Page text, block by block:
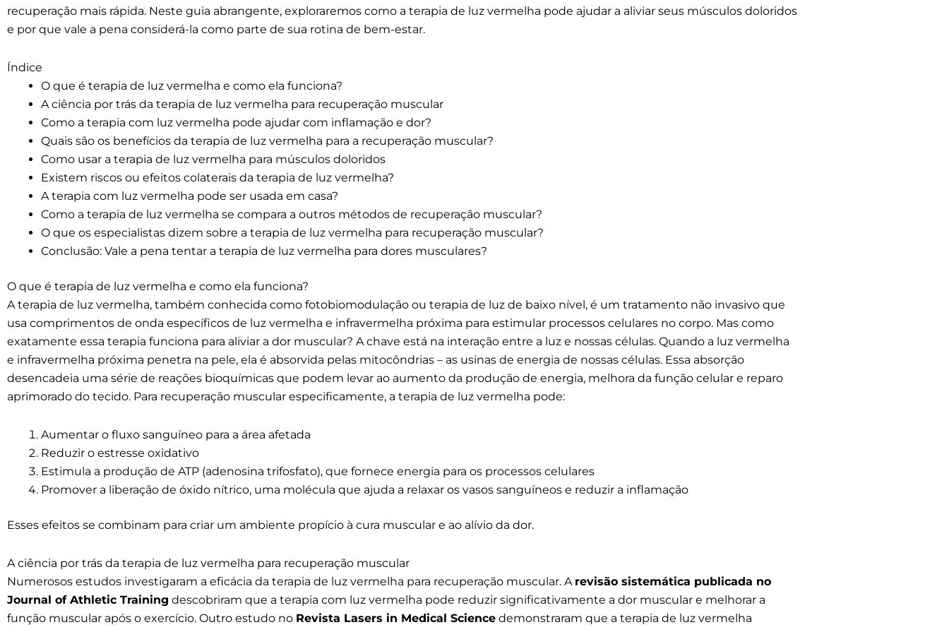
recuperação mais rápida. Neste guia abrangente, exploraremos como a terapia de luz vermelha pode ajudar a aliviar seus músculos doloridos
e por que vale a pena considerá-la como parte de sua rotina de bem-estar.
Índice
O que é terapia de luz vermelha e como ela funciona?
A ciência por trás da terapia de luz vermelha para recuperação muscular
Como a terapia com luz vermelha pode ajudar com inflamação e dor?
Quais são os benefícios da terapia de luz vermelha para a recuperação muscular?
Como usar a terapia de luz vermelha para músculos doloridos
Existem riscos ou efeitos colaterais da terapia de luz vermelha?
A terapia com luz vermelha pode ser usada em casa?
Como a terapia de luz vermelha se compara a outros métodos de recuperação muscular?
O que os especialistas dizem sobre a terapia de luz vermelha para recuperação muscular?
Conclusão: Vale a pena tentar a terapia de luz vermelha para dores musculares?
O que é terapia de luz vermelha e como ela funciona?
A terapia de luz vermelha, também conhecida como fotobiomodulação ou terapia de luz de baixo nível, é um tratamento não invasivo que
usa comprimentos de onda específicos de luz vermelha e infravermelha próxima para estimular processos celulares no corpo. Mas como
exatamente essa terapia funciona para aliviar a dor muscular? A chave está na interação entre a luz e nossas células. Quando a luz vermelha
e infravermelha próxima penetra na pele, ela é absorvida pelas mitocôndrias – as usinas de energia de nossas células. Essa absorção
desencadeia uma série de reações bioquímicas que podem levar ao aumento da produção de energia, melhora da função celular e reparo
aprimorado do tecido. Para recuperação muscular especificamente, a terapia de luz vermelha pode:
Aumentar o fluxo sanguíneo para a área afetada
Reduzir o estresse oxidativo
Estimula a produção de ATP (adenosina trifosfato), que fornece energia para os processos celulares
Promover a liberação de óxido nítrico, uma molécula que ajuda a relaxar os vasos sanguíneos e reduzir a inflamação
Esses efeitos se combinam para criar um ambiente propício à cura muscular e ao alívio da dor.
A ciência por trás da terapia de luz vermelha para recuperação muscular
Numerosos estudos investigaram a eficácia da terapia de luz vermelha para recuperação muscular. A revisão sistemática publicada no
Journal of Athletic Training descobriram que a terapia com luz vermelha pode reduzir significativamente a dor muscular e melhorar a
função muscular após o exercício. Outro estudo no Revista Lasers in Medical Science demonstraram que a terapia de luz vermelha